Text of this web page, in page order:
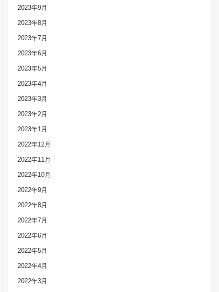
2023年9月
2023年8月
2023年7月
2023年6月
2023年5月
2023年4月
2023年3月
2023年2月
2023年1月
2022年12月
2022年11月
2022年10月
2022年9月
2022年8月
2022年7月
2022年6月
2022年5月
2022年4月
2022年3月